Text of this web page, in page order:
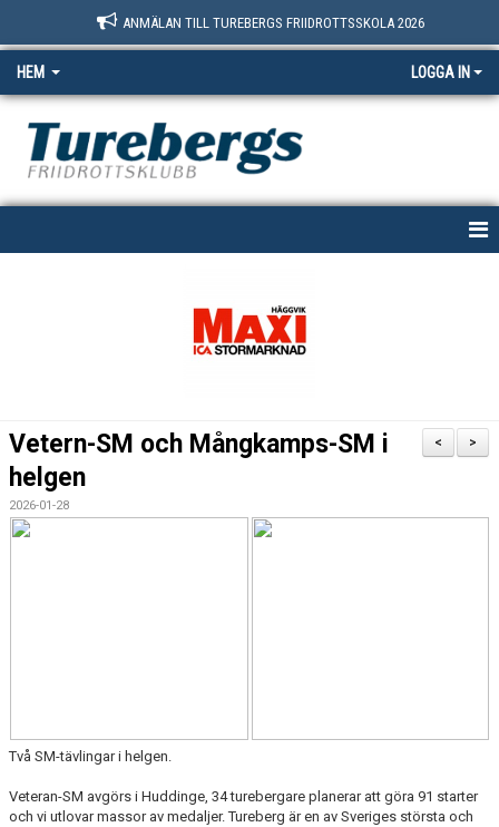
ANMÄLAN TILL TUREBERGS FRIIDROTTSSKOLA 2026
HEM LOGGA IN
MEDLEM
ARRANGEMANG
UTBILDNING
KALENDER
>
<
Vetern-SM och Mångkamps-SM i
helgen
2026-01-28
Två SM-tävlingar i helgen.
Veteran-SM avgörs i Huddinge, 34 turebergare planerar att göra 91 starter
och vi utlovar massor av medaljer. Tureberg är en av Sveriges största och